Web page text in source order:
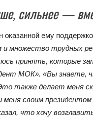
сильнее —
ему
множество трудных
принять, которые
МОК». «Вы знаете,
также делает меня
меня своим президентом
что хочу